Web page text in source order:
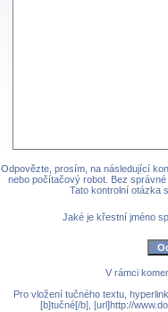
Odpovězte, prosím, na následující
nebo počítačový robot. Bez
Tato kontrolní otázka
Jaké je křestní jméno
V rámci
Pro vložení tučného textu,
[b]tučné[/b], [url]http://